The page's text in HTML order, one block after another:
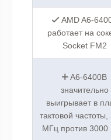
AMD A6-
работает на
Socket FM2
A6-6400B
значительно
выигрывает в
тактовой
МГц против